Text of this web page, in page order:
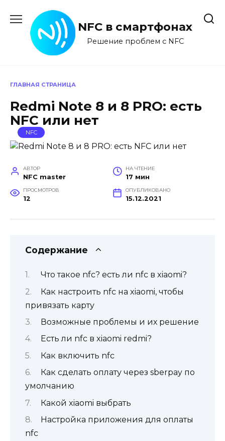
содержанию
NFC в смартфонах
Решение проблем с NFC
ГЛАВНАЯ СТРАНИЦА
Redmi Note 8 и 8 PRO: есть
NFC или нет
NFC
АВТОР
NFC master
НА ЧТЕНИЕ
17 мин
ПРОСМОТРОВ
12
ОПУБЛИКОВАНО
15.12.2021
Содержание
Что такое nfc? есть ли nfc в xiaomi?
Как настроить nfc на xiaomi, чтобы
привязать карту
Возможные проблемы и их решение
Есть ли nfc в xiaomi redmi?
Как включить nfc
Как сделать оплату через sberpay по
умолчанию
Какой xiaomi выбрать
Настройка приложения для оплаты
nfc